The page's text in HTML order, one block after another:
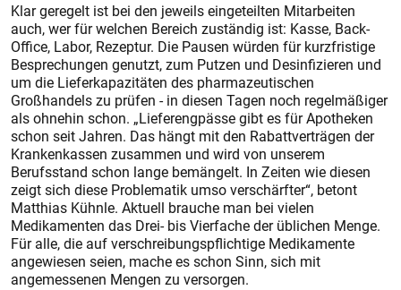
Klar geregelt ist bei den jeweils eingeteilten Mitarbeiten
auch, wer für welchen Bereich zuständig ist: Kasse, Back-
Office, Labor, Rezeptur. Die Pausen würden für kurzfris­tige
Besprechungen genutzt, zum Putzen und Desinfizieren und
um die Lieferkapazitäten des pharmazeutischen
Großhandels zu prüfen - in diesen Tagen noch regelmäßiger
als ohnehin schon. „Lieferengpässe gibt es für Apotheken
schon seit Jahren. Das hängt mit den Rabattverträgen der
Krankenkassen zusammen und wird von unserem
Berufsstand schon lange bemängelt. In Zeiten wie diesen
zeigt sich diese Problematik umso verschärfter“, betont
Matthias Kühnle. Aktuell brauche man bei vielen
Medikamenten das Drei- bis Vierfache der üblichen Menge.
Für alle, die auf verschreibungspflichtige Medikamente
angewiesen seien, mache es schon Sinn, sich mit
angemessenen Mengen zu versorgen.